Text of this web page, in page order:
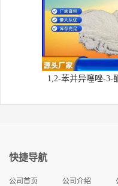
1,2-苯并异噻唑-3-
快捷导航
公司首页 公司介绍